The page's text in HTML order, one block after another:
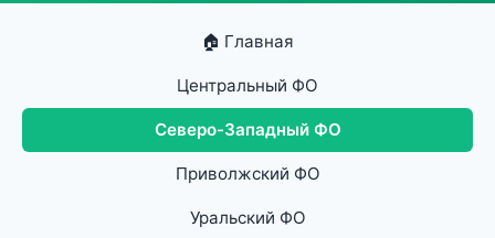
🏠 Главная
Центральный ФО
Северо-Западный ФО
Приволжский ФО
Уральский ФО